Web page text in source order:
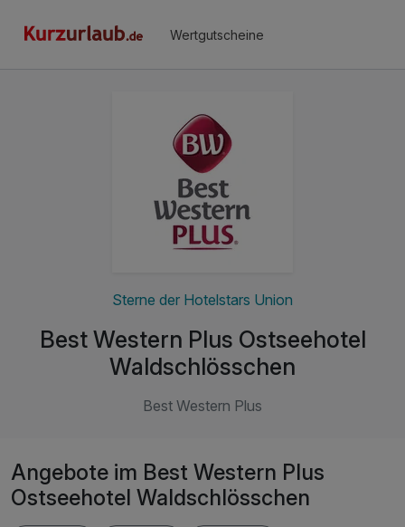
Wertgutscheine
Sterne der Hotelstars Union
Best Western Plus Ostseehotel
Waldschlösschen
Best Western Plus
Angebote im Best Western Plus
Ostseehotel Waldschlösschen